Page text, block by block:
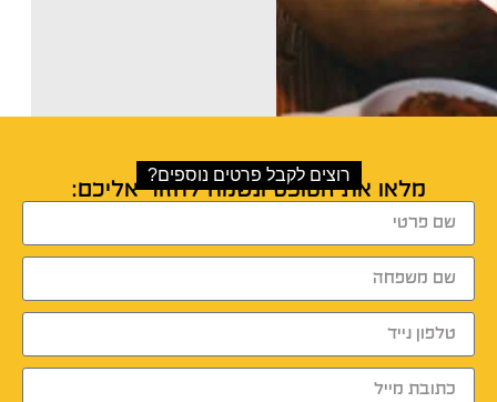
רוצים לקבל פרטים נוספים?
מלאו את הטופס ונשמח לחזור אליכם: